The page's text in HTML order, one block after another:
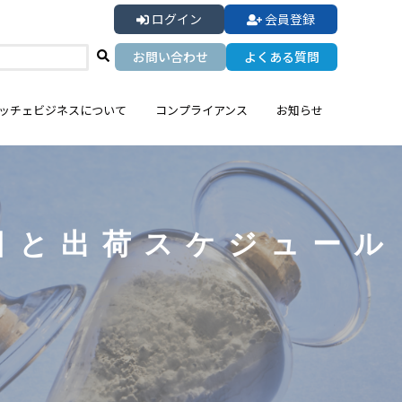
ログイン 会員登録
お問い合わせ よくある質問
チェビジネスについて コンプライアンス お知らせ
出荷スケジュール